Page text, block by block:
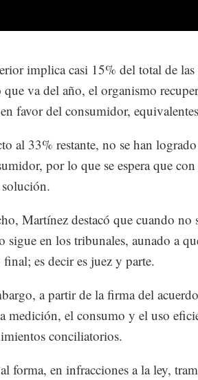
implica casi 15% del total de
va del año, el organismo
favor del consumidor,
al 33% restante, no se han
por lo que se espera que
Martínez destacó que cuando
sigue en los tribunales, aunado a
es decir es juez y parte.
a partir de la firma del
medición, el consumo y el uso
conciliatorios.
forma, en infracciones a la ley,